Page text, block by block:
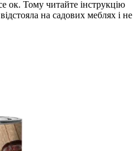
ок. Тому читайте інструкцію
на садових меблях і не